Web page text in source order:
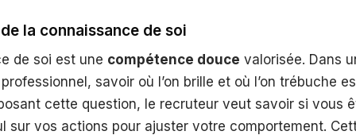
la connaissance de soi
de soi est une compétence douce valorisée. Dans
savoir où l’on brille et où l’on trébuche
cette question, le recruteur veut savoir si vous
sur vos actions pour ajuster votre comportement.